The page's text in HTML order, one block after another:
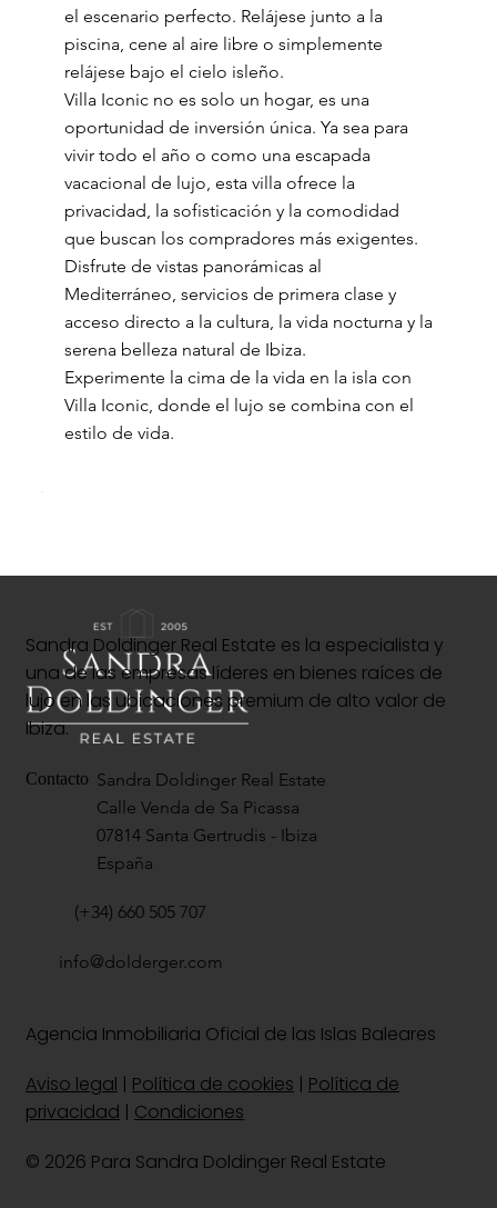
el escenario perfecto. Relájese junto a la
piscina, cene al aire libre o simplemente
relájese bajo el cielo isleño.
Villa Iconic no es solo un hogar, es una
oportunidad de inversión única. Ya sea para
vivir todo el año o como una escapada
vacacional de lujo, esta villa ofrece la
privacidad, la sofisticación y la comodidad
que buscan los compradores más exigentes.
Disfrute de vistas panorámicas al
Mediterráneo, servicios de primera clase y
acceso directo a la cultura, la vida nocturna y la
serena belleza natural de Ibiza.
Experimente la cima de la vida en la isla con
Villa Iconic, donde el lujo se combina con el
estilo de vida.
Sandra Doldinger Real Estate es la especialista y
una de las empresas líderes en bienes raíces de
lujo en las ubicaciones premium de alto valor de
Ibiza.
Agencia Inmobiliaria Oficial de las Islas Baleares
© 2026 Para Sandra Doldinger Real Estate
Contacto Sandra Doldinger Real Estate
Calle Venda de Sa Picassa
07814 Santa Gertrudis - Ibiza
España
Aviso legal | Política de cookies | Política de
privacidad | Condiciones
(+34) 660 505 707
info@dolderger.com